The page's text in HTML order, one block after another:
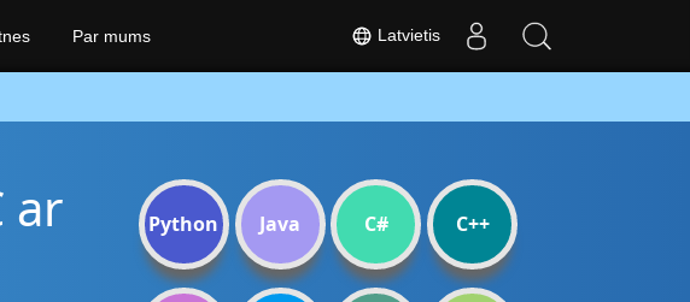
ar
Python Java C# C++
Latvietis
Par mums